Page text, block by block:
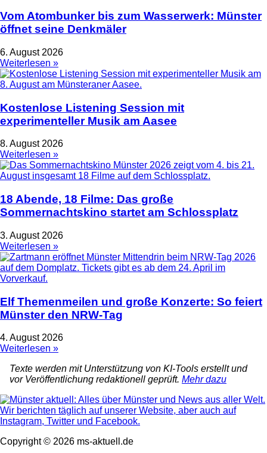
Vom Atombunker bis zum Wasserwerk: Münster
öffnet seine Denkmäler
6. August 2026
Weiterlesen »
Kostenlose Listening Session mit
experimenteller Musik am Aasee
8. August 2026
Weiterlesen »
18 Abende, 18 Filme: Das große
Sommernachtskino startet am Schlossplatz
3. August 2026
Weiterlesen »
Elf Themenmeilen und große Konzerte: So feiert
Münster den NRW-Tag
4. August 2026
Weiterlesen »
Texte werden mit Unterstützung von KI-Tools erstellt und
vor Veröffentlichung redaktionell geprüft. Mehr dazu
Copyright © 2026 ms-aktuell.de